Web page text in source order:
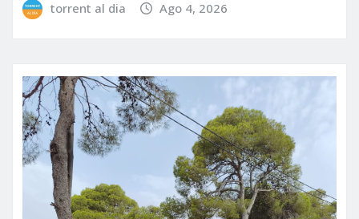
torrent al dia Ago 4, 2026